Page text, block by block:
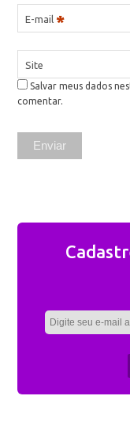
E-mail *
Site
Salvar meus dados
comentar.